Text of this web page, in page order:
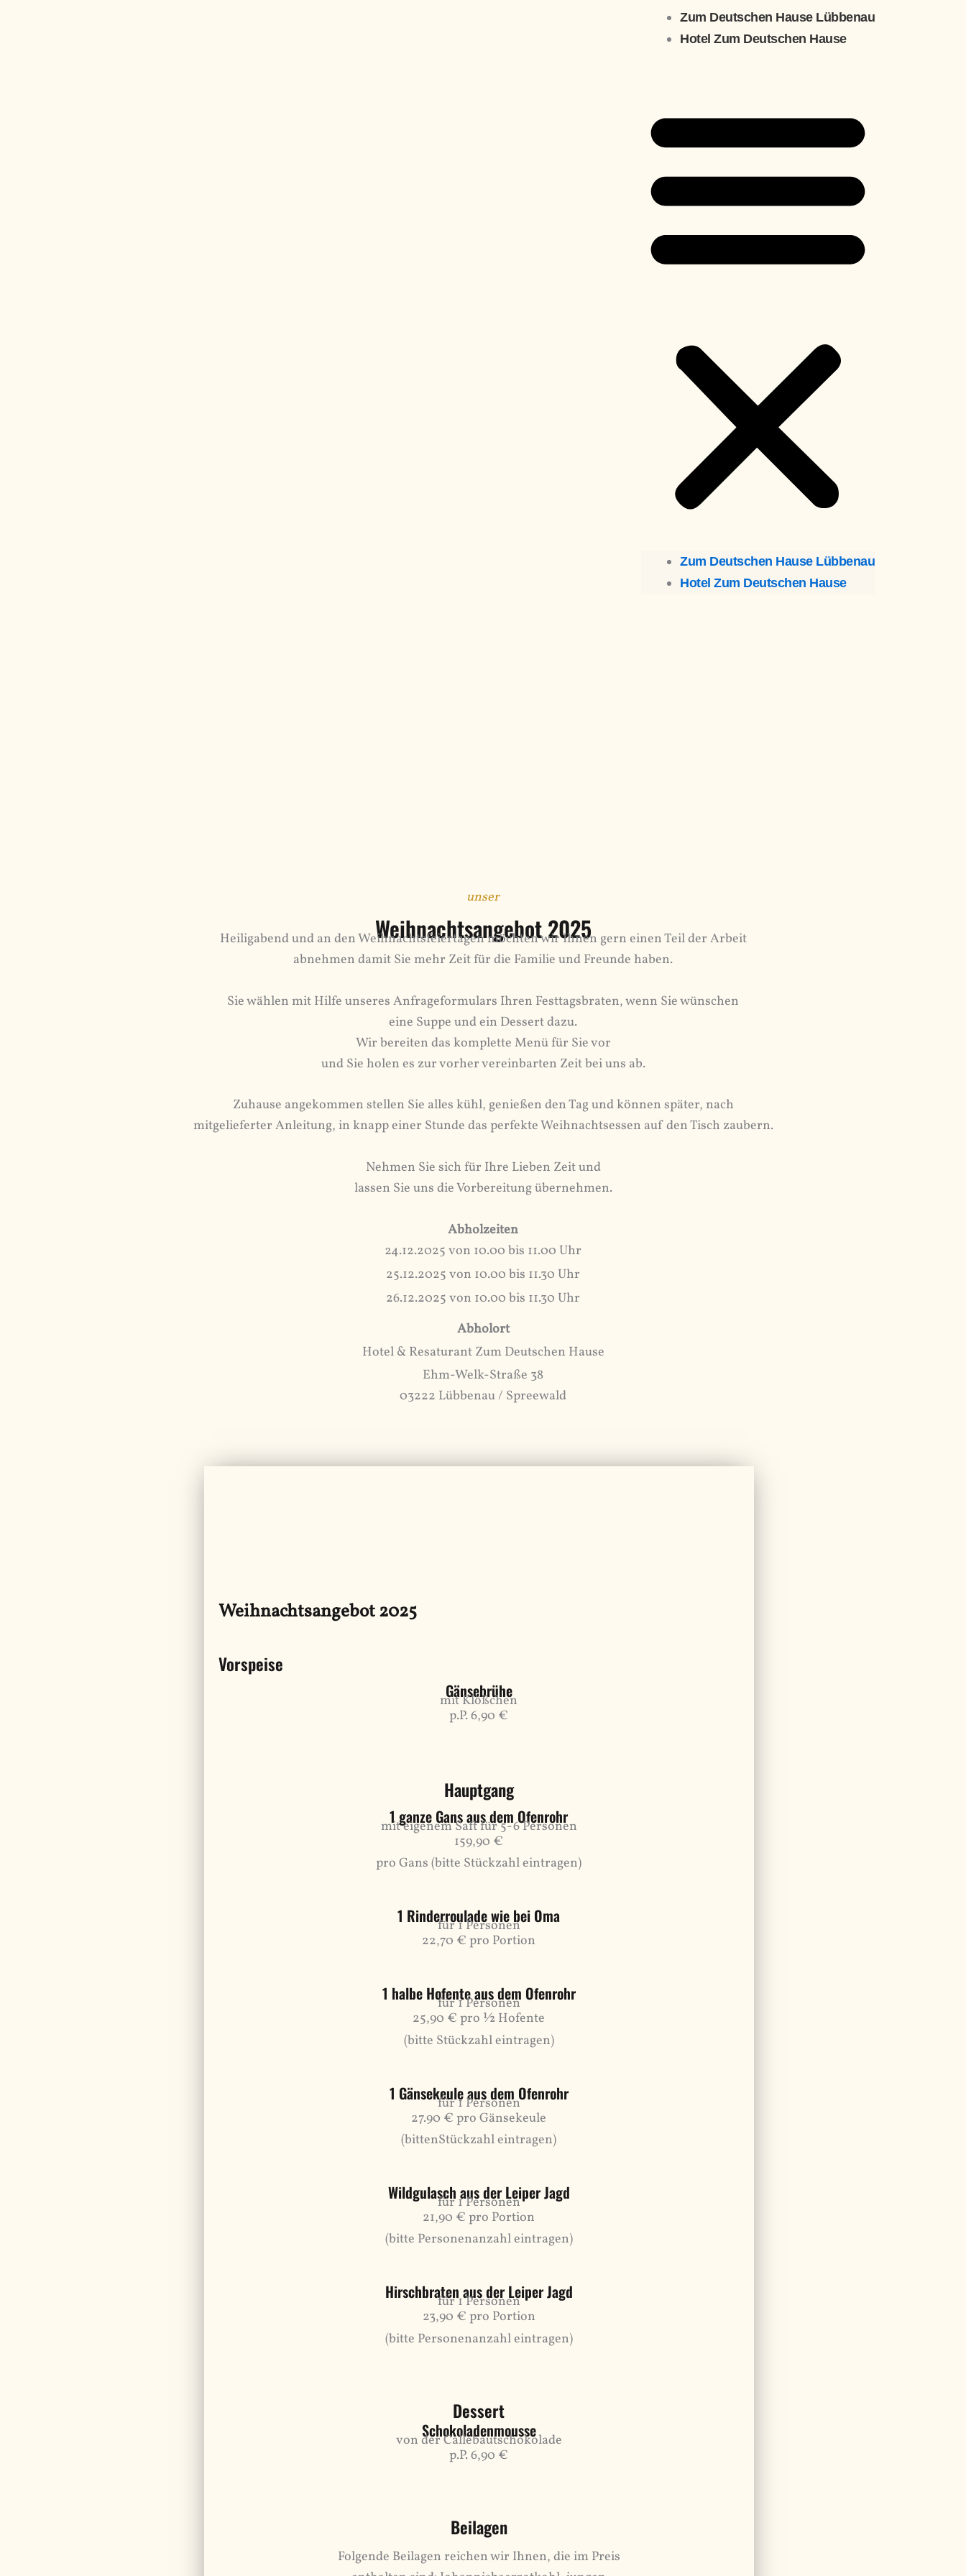
Zum Deutschen Hause Lübbenau
Hotel Zum Deutschen Hause
Zum Deutschen Hause Lübbenau
Hotel Zum Deutschen Hause
unser
Weihnachtsangebot 2025
Heiligabend und an den Weihnachtsfeiertagen möchten wir Ihnen gern einen Teil der Arbeit
abnehmen damit Sie mehr Zeit für die Familie und Freunde haben.
Sie wählen mit Hilfe unseres Anfrageformulars Ihren Festtagsbraten, wenn Sie wünschen
eine Suppe und ein Dessert dazu.
Wir bereiten das komplette Menü für Sie vor
und Sie holen es zur vorher vereinbarten Zeit bei uns ab.
Zuhause angekommen stellen Sie alles kühl, genießen den Tag und können später, nach
mitgelieferter Anleitung, in knapp einer Stunde das perfekte Weihnachtsessen auf den Tisch zaubern.
Nehmen Sie sich für Ihre Lieben Zeit und
lassen Sie uns die Vorbereitung übernehmen.
Abholzeiten
24.12.2025 von 10.00 bis 11.00 Uhr
25.12.2025 von 10.00 bis 11.30 Uhr
26.12.2025 von 10.00 bis 11.30 Uhr
Abholort
Hotel & Resaturant Zum Deutschen Hause
Ehm-Welk-Straße 38
03222 Lübbenau / Spreewald
Weihnachtsangebot 2025
Vorspeise
Gänsebrühe
mit Klößchen
p.P. 6,90 €
Hauptgang
1 ganze Gans aus dem Ofenrohr
mit eigenem Saft für 5-6 Personen
159,90 €
pro Gans (bitte Stückzahl eintragen)
1 Rinderroulade wie bei Oma
für 1 Personen
22,70 € pro Portion
1 halbe Hofente aus dem Ofenrohr
für 1 Personen
25,90 € pro ½ Hofente
(bitte Stückzahl eintragen)
1 Gänsekeule aus dem Ofenrohr
für 1 Personen
27.90 € pro Gänsekeule
(bittenStückzahl eintragen)
Wildgulasch aus der Leiper Jagd
für 1 Personen
21,90 € pro Portion
(bitte Personenanzahl eintragen)
Hirschbraten aus der Leiper Jagd
für 1 Personen
23,90 € pro Portion
(bitte Personenanzahl eintragen)
Dessert
Schokoladenmousse
von der Callebautschokolade
p.P. 6,90 €
Beilagen
Folgende Beilagen reichen wir Ihnen, die im Preis